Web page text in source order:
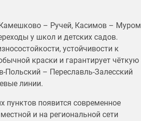
Камешково – Ручей, Касимов – Муром
у школ и детских садов.
устойчивости к
краски и гарантирует чёткую
– Переславль-Залесский
линии.
пунктов появится современное
и на региональной сети